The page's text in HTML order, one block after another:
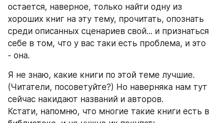
остается, наверное, только найти одну из
хороших книг на эту тему, прочитать, опознать
среди описанных сценариев свой... и признаться
себе в том, что у вас таки есть проблема, и это
- она.
Я не знаю, какие книги по этой теме лучшие.
(Читатели, посоветуйте?) Но наверняка нам тут
сейчас накидают названий и авторов.
Кстати, напомню, что многие такие книги есть в